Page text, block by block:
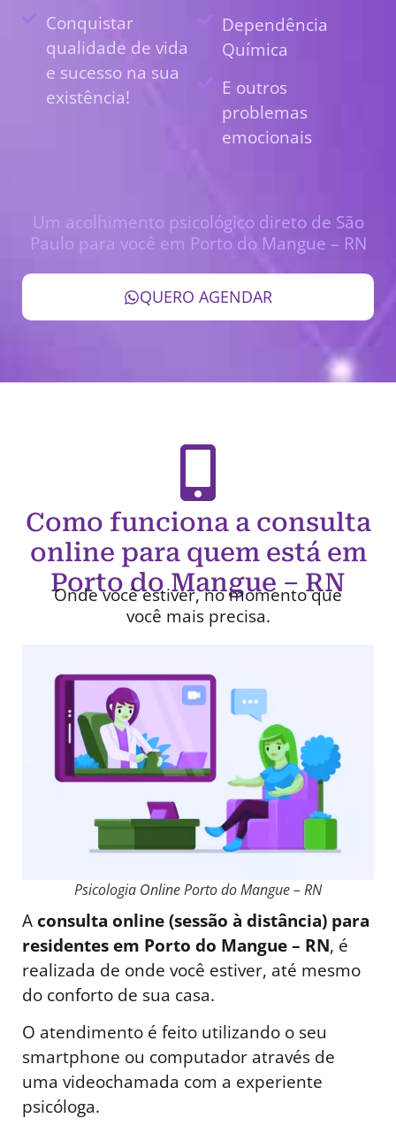
Conquistar
qualidade de vida
e sucesso na sua
existência!
Dependência
Química
E outros
problemas
emocionais
Um acolhimento psicológico direto de São
Paulo para você em Porto do Mangue – RN
QUERO AGENDAR
Como funciona a consulta
online para quem está em
Porto do Mangue – RN
Onde você estiver, no momento que
você mais precisa.
Psicologia Online Porto do Mangue – RN
Aconsulta online (sessão à distância) para
residentes em Porto do Mangue – RN, é
realizada de onde você estiver, até mesmo
do conforto de sua casa.
O atendimento é feito utilizando o seu
smartphone ou computador através de
uma videochamada com a experiente
psicóloga.